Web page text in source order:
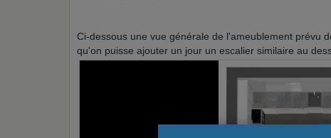
Ci-dessous une vue générale de l'ameublement prévu
qu'on puisse ajouter un jour un escalier similaire au